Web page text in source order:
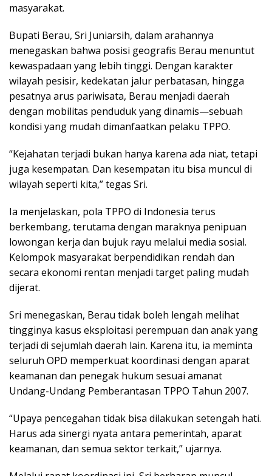
masyarakat.
Bupati Berau, Sri Juniarsih, dalam arahannya
menegaskan bahwa posisi geografis Berau menuntut
kewaspadaan yang lebih tinggi. Dengan karakter
wilayah pesisir, kedekatan jalur perbatasan, hingga
pesatnya arus pariwisata, Berau menjadi daerah
dengan mobilitas penduduk yang dinamis—sebuah
kondisi yang mudah dimanfaatkan pelaku TPPO.
“Kejahatan terjadi bukan hanya karena ada niat, tetapi
juga kesempatan. Dan kesempatan itu bisa muncul di
wilayah seperti kita,” tegas Sri.
Ia menjelaskan, pola TPPO di Indonesia terus
berkembang, terutama dengan maraknya penipuan
lowongan kerja dan bujuk rayu melalui media sosial.
Kelompok masyarakat berpendidikan rendah dan
secara ekonomi rentan menjadi target paling mudah
dijerat.
Sri menegaskan, Berau tidak boleh lengah melihat
tingginya kasus eksploitasi perempuan dan anak yang
terjadi di sejumlah daerah lain. Karena itu, ia meminta
seluruh OPD memperkuat koordinasi dengan aparat
keamanan dan penegak hukum sesuai amanat
Undang-Undang Pemberantasan TPPO Tahun 2007.
“Upaya pencegahan tidak bisa dilakukan setengah hati.
Harus ada sinergi nyata antara pemerintah, aparat
keamanan, dan semua sektor terkait,” ujarnya.